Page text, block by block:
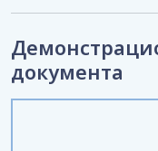
документа